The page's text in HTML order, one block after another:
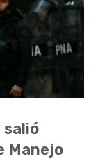
salió
Manejo